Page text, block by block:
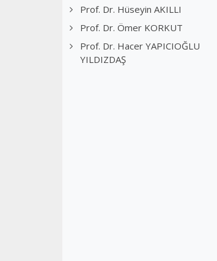
Prof. Dr. Hüseyin AKILLI
Prof. Dr. Ömer KORKUT
Prof. Dr. Hacer YAPICIOĞLU
YILDIZDAŞ